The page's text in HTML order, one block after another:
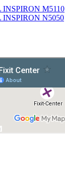
INSPIRON M5110
INSPIRON N5050